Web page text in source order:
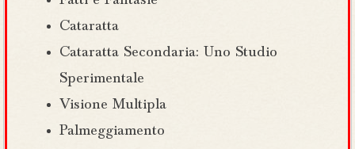
Cataratta
Cataratta Secondaria: Uno Studio
Sperimentale
Visione Multipla
Palmeggiamento